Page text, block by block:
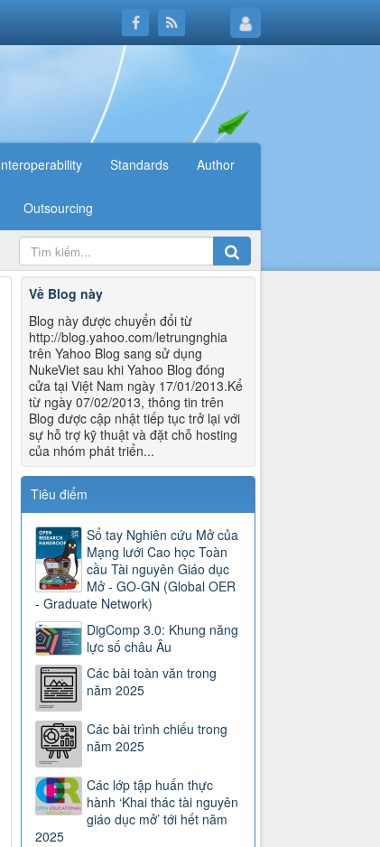
Standards Author
Outsourcing
Về Blog này
Blog này được chuyển đổi từ
http://blog.yahoo.com/letrungnghia
trên Yahoo Blog sang sử dụng
NukeViet sau khi Yahoo Blog đóng
cửa tại Việt Nam ngày 17/01/2013.Kể
từ ngày 07/02/2013, thông tin trên
Blog được cập nhật tiếp tục trở lại với
sự hỗ trợ kỹ thuật và đặt chỗ hosting
của nhóm phát triển...
Tiêu điểm
Sổ tay Nghiên cứu Mở của
Mạng lưới Cao học Toàn
cầu Tài nguyên Giáo dục
Mở - GO-GN (Global OER
- Graduate Network)
DigComp 3.0: Khung năng
lực số châu Âu
Các bài toàn văn trong
năm 2025
Các bài trình chiếu trong
năm 2025
Các lớp tập huấn thực
hành ‘Khai thác tài nguyên
giáo dục mở’ tới hết năm
2025